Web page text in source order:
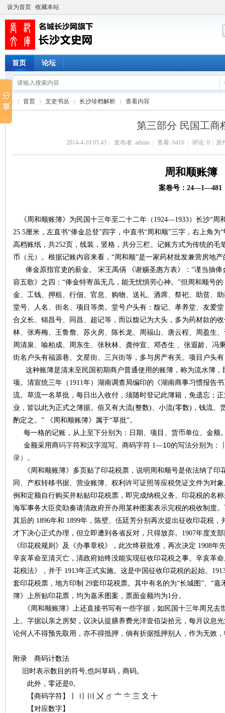
设为首页 收藏本站
首页 论坛
首页 文史书丛
›
长沙珍档解析
›
查看内容
第三部分 民国工商
2014-4-10 05:43 发布者: admin 查看: 6416 评论: 0 原
周和顺账簿
案卷号：24—1—481
《周和顺账簿》为民国十三年至二十二年（1924—1933）长沙“
25.5厘米，左直书“俸金总登”四字，中直书“周和顺”三字，右上角为
高档账纸，共252页，线装，竖格，共分三栏。记账方式为传统的
币（元）。根据记账内容来看，“周和顺”是一家药材批发兼营房地产
俸金原指官吏的薪金。 宋王禹偁 《谢赐圣惠方表》：“谨当抽
容五歌》之四：“俸金特寄虽无几，能无忧惧劳心神。”但周和顺号
金、工钱、押租、行佃、官息、购物、送礼、酒席、祭祀、助贫、
堂号、人名、街名、项目等类。堂号户头有：馥记、孝养堂、友爱
合义长、锦昌号、同昌、超记等，而以馥记为大头，多为药材款的
林、张寿梅、王鲁詹、苏火房、陈长龙、周福山、唐云程、周盈生
周清泉、喻柏成、周东生、张秋林、龚仲宣、邓杏生 、张遐龄、冯
街名户头有福源巷、文星街、三兴街等，多与房产有关。项目户头
这种账簿是清末至民国初期商户普通使用的账簿，称为流水簿
项。清宣统三年（1911年）湖南调查局编印的《湖南商事习惯报告
流。草流一名草批，每日出入收付，须随时登记此簿籍，免遗忘；
业，皆以此为正式之簿据。俗又有大流(整数)、小流(零数)，钱流、
酌定之。” 《周和顺账簿》属于“草批”。
每一格的记账，从上至下分别为：日期、项目、货币单位、金额
金额采用商码字符和汉字混写。商码字符 1—10的写法分别为：
录）。
《周和顺账簿》多页贴了印花税票，说明周和顺号是依法纳了印
同、产权转移书据、营业账簿、权利许可证照等应税凭证文件为对
例和定额自行购买并粘贴印花税票，即完成纳税义务。印花税的名
海军事务大臣奕劻奏请清政府开办用某种图案表示完税的税收制度
其后的 1896年和 1899年，陈壁、伍廷芳分别再次提出征收印花税
才下决心正式办理，但立即遭到各省反对，只得放弃。 1907年度支
《印花税规则》及《办事章税》，此次终获批准，再次决定 1908年
辛亥革命至清灭亡，清政府始终没能实现征收印花税之事。辛亥革
花税法》，并于 1913年正式实施。这是中国征收印花税的起始。
套印花税票，地方印制 29套印花税票。其中有名的为“长城图”、“嘉
簿》上所贴印花票，均为嘉禾图案，票面金额均为1分。
《周和顺账簿》上还直接书写有一些字据，如民国十三年周兄
上。字据以亲之房契，议决认提膳养费光洋壹佰柒拾元，每月议息
论何人不得预先取用，亦不得抵押，倘有折据抵押别人，作为无效
附录 商码计数法
旧时表示数目的符号,也叫草码，商码。
此外，零还是0。
【商码字符】〡 〢 〣 〤 〥 〦 〧 〨 〩 十
【对应数字】